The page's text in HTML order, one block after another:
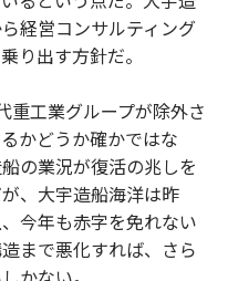
経営コンサルティング
り出す方針だ。
重工業グループが除外さ
かどうか確かではな
の業況が復活の兆しを
、大宇造船海洋は昨
今年も赤字を免れない
まで悪化すれば、さら